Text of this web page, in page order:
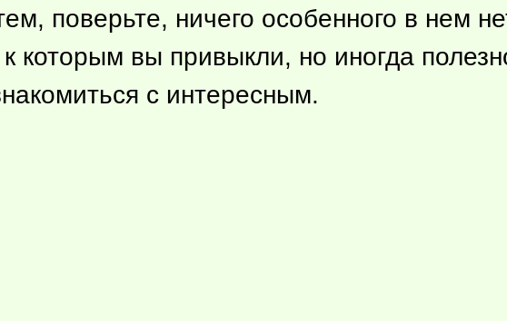
поверьте, ничего особенного в нем
к которым вы привыкли, но иногда
с интересным.